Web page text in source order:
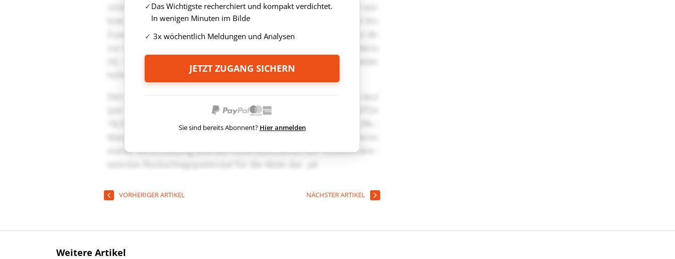
Das Wichtigste recherchiert und kompakt verdichtet.
In wenigen Minuten im Bilde
3x wöchentlich Meldungen und Analysen
JETZT ZUGANG SICHERN
Sie sind bereits Abonnent? Hier anmelden
VORHERIGER ARTIKEL NÄCHSTER ARTIKEL
Weitere Artikel